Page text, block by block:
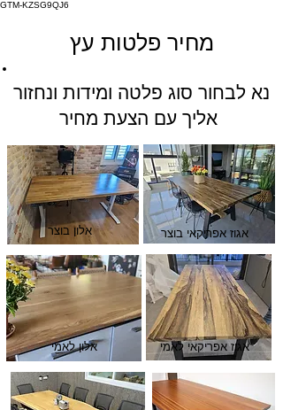
GTM-KZSG9QJ6
מחיר פלטות עץ
נא לבחור סוג פלטה ומידות ונחזור
אלון בוצר אגוז אפריקאי בוצר
אלון לאמי אגוז אפריקאי לאמי